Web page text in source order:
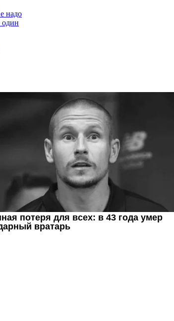
надо
один
не